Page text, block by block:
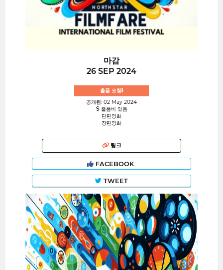
마감
26 SEP 2024
출품 요청!
공개됨: 02 May 2024
출품비 있음
단편영화
장편영화
링크
FACEBOOK
TWEET